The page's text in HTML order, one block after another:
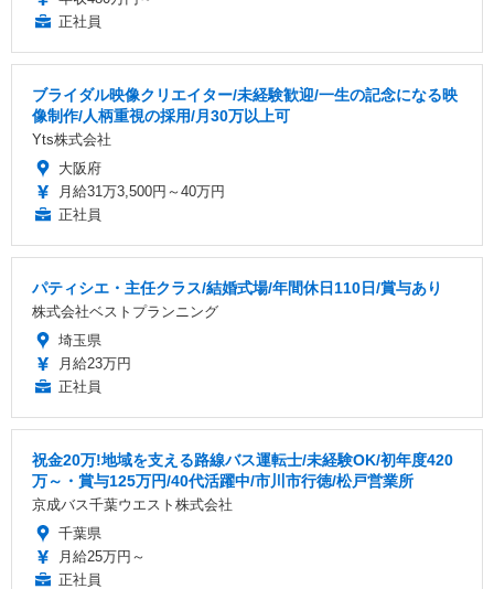
正社員
ブライダル映像クリエイター/未経験歓迎/一生の記念になる映
像制作/人柄重視の採用/月30万以上可
Yts株式会社
大阪府
月給31万3,500円～40万円
正社員
パティシエ・主任クラス/結婚式場/年間休日110日/賞与あり
株式会社ベストプランニング
埼玉県
月給23万円
正社員
祝金20万!地域を支える路線バス運転士/未経験OK/初年度420
万～・賞与125万円/40代活躍中/市川市行徳/松戸営業所
京成バス千葉ウエスト株式会社
千葉県
月給25万円～
正社員